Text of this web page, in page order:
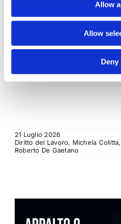
Allow
Allow
Deny
Corte di Cassazione offre
su un tema di grande
rapporto tra l'azione di [...]
21 Luglio 2026
Diritto del Lavoro, Michela
Roberto De Gaetano